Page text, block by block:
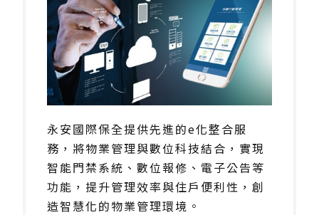
永安國際保全提供先進的e化整合服
務，將物業管理與數位科技結合，實現
智能門禁系統、數位報修、電子公告等
功能，提升管理效率與住戶便利性，創
造智慧化的物業管理環境。